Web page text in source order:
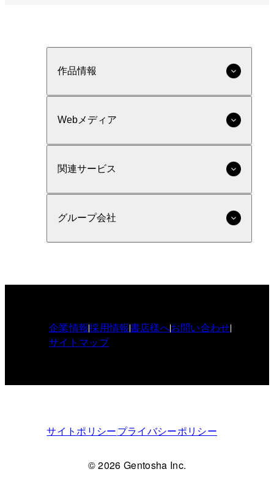
作品情報
Webメディア
関連サービス
グループ会社
企業情報採用情報書店様へお問い合わせ
サイトマップ
サイトポリシープライバシーポリシー
© 2026 Gentosha Inc.